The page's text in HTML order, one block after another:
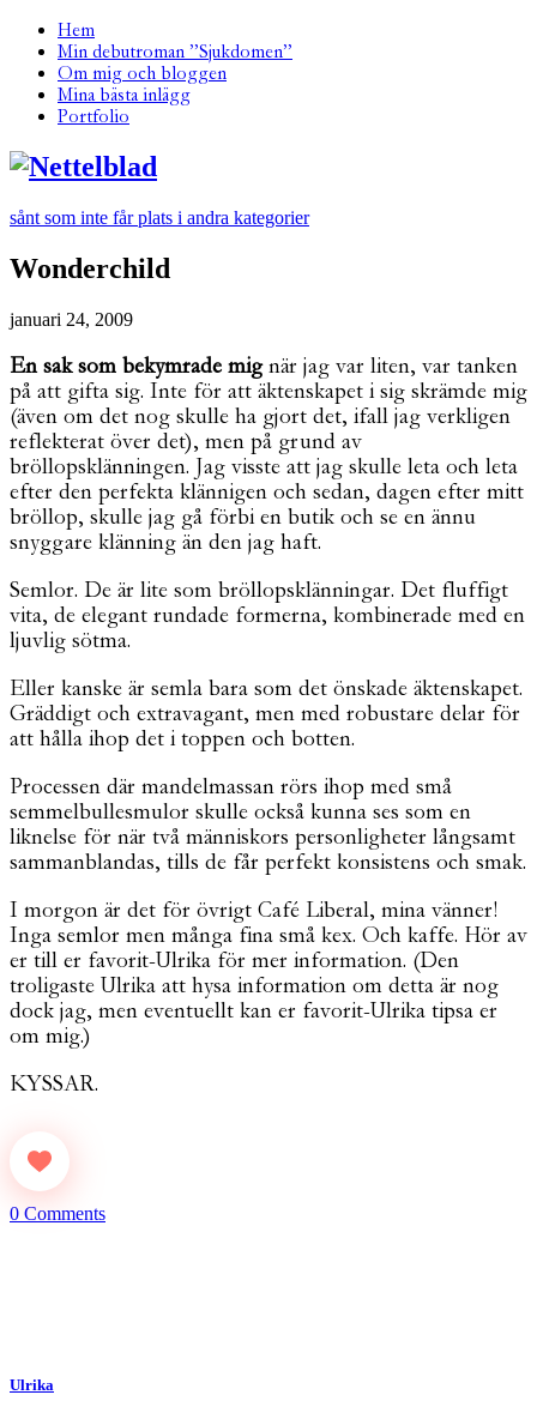
Hem
Min debutroman ”Sjukdomen”
Om mig och bloggen
Mina bästa inlägg
Portfolio
sånt som inte får plats i andra kategorier
Wonderchild
januari 24, 2009
En sak som bekymrade mignär jag var liten, var tanken
på att gifta sig. Inte för att äktenskapet i sig skrämde mig
(även om det nog skulle ha gjort det, ifall jag verkligen
reflekterat över det), men på grund av
bröllopsklänningen. Jag visste att jag skulle leta och leta
efter den perfekta klännigen och sedan, dagen efter mitt
bröllop, skulle jag gå förbi en butik och se en ännu
snyggare klänning än den jag haft.
Semlor. De är lite som bröllopsklänningar. Det fluffigt
vita, de elegant rundade formerna, kombinerade med en
ljuvlig sötma.
Eller kanske är semla bara som det önskade äktenskapet.
Gräddigt och extravagant, men med robustare delar för
att hålla ihop det i toppen och botten.
Processen där mandelmassan rörs ihop med små
semmelbullesmulor skulle också kunna ses som en
liknelse för när två människors personligheter långsamt
sammanblandas, tills de får perfekt konsistens och smak.
I morgon är det för övrigt Café Liberal, mina vänner!
Inga semlor men många fina små kex. Och kaffe. Hör av
er till er favorit-Ulrika för mer information. (Den
troligaste Ulrika att hysa information om detta är nog
dock jag, men eventuellt kan er favorit-Ulrika tipsa er
om mig.)
KYSSAR.
0 Comments
Ulrika